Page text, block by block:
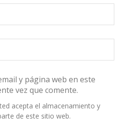
y página web en este
vez que comente.
acepta el almacenamiento y
de este sitio web.